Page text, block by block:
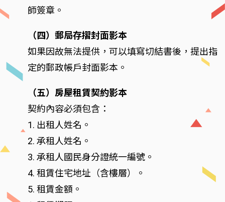
師簽章。
（四）郵局存摺封面影本
如果因故無法提供，可以填寫切結書後，提出指
定的郵政帳戶封面影本。
（五）房屋租賃契約影本
契約內容必須包含：
1. 出租人姓名。
2. 承租人姓名。
3. 承租人國民身分證統一編號。
4. 租賃住宅地址（含樓層）。
5. 租賃金額。